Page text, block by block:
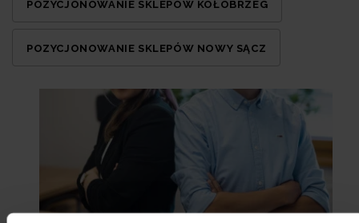
POZYCJONOWANIE SKLEPÓW KOŁOBRZEG
POZYCJONOWANIE SKLEPÓW NOWY SĄCZ